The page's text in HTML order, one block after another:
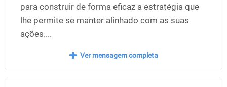
para construir de forma eficaz a estratégia que
lhe permite se manter alinhado com as suas
ações....
Ver mensagem completa